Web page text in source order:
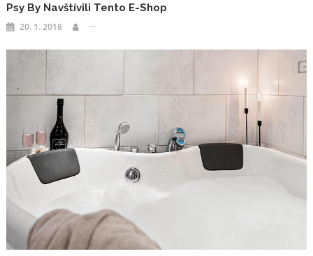
Psy By Navštívili Tento E-Shop
20. 1. 2018